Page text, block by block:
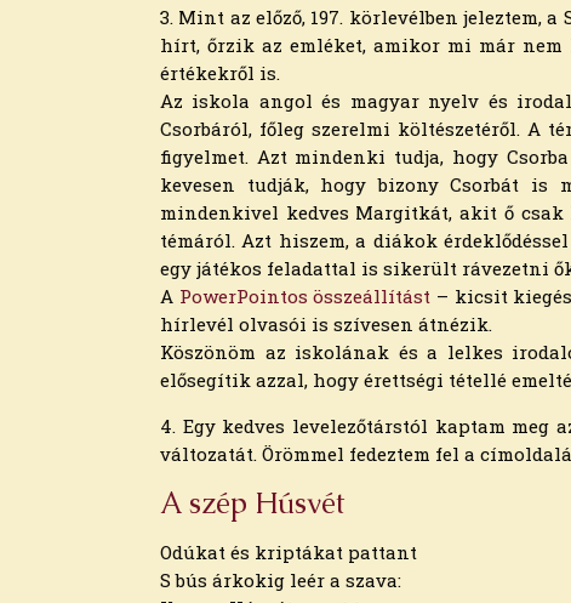
3. Mint az előző, 197. körlevélben jeleztem,
hírt, őrzik az emléket, amikor mi már nem
értékekről is.
Az iskola angol és magyar nyelv és
Csorbáról, főleg szerelmi költészetéről. A
figyelmet. Azt mindenki tudja, hogy
kevesen tudják, hogy bizony Csorbát is
mindenkivel kedves Margitkát, akit ő
témáról. Azt hiszem, a diákok
egy játékos feladattal is sikerült rávezetni
A PowerPointos összeállítást – kicsit
hírlevél olvasói is szívesen átnézik.
Köszönöm az iskolának és a lelkes
elősegítik azzal, hogy érettségi tétellé
4. Egy kedves levelezőtárstól kaptam meg
változatát. Örömmel fedeztem fel a
A szép Húsvét
Odúkat és kriptákat pattant
S bús árkokig leér a szava:
2023. február
2023. január
2022. december
2022. november
2022. október
2022. augusztus
2022. július
2022. június
2022. május
2022. április
2022. március
2022. február
2022. január
2021. december
2021. október
2021. szeptember
2021. augusztus
2021. július
2021. június
2021. május